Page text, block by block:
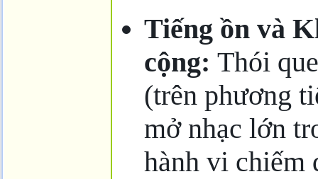
Tiếng ồn và
cộng: Thói
(trên phương
mở nhạc lớn
hành vi chiếm